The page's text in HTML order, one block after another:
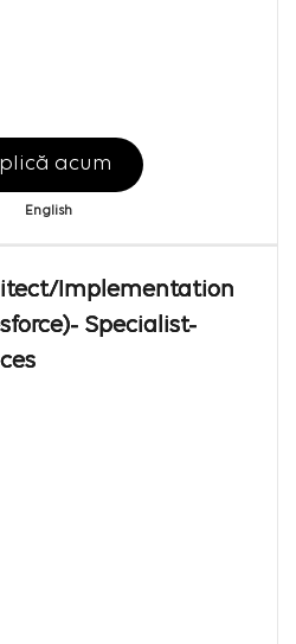
acum
English
Implementation
Specialist-